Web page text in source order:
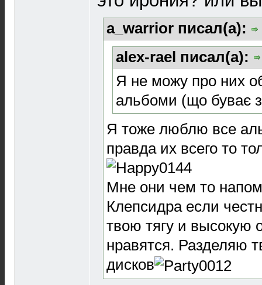
a_warrior писал(а):
alex-rael писал(а):
Я не можу про них
альбоми (що буває
Я тоже люблю все
правда их всего то
Мне они чем то
Клепсидра если
твою тягу и высокую
нравятся. Разделяю
дисков